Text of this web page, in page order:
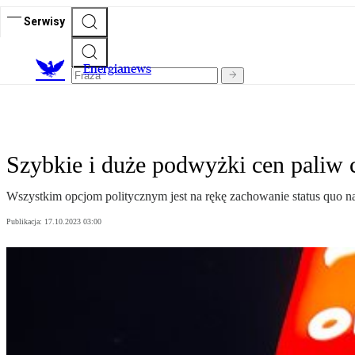
Serwisy
Energianews
Szybkie i duże podwyżki cen paliw
Wszystkim opcjom politycznym jest na rękę zachowanie status quo
Publikacja: 17.10.2023 03:00